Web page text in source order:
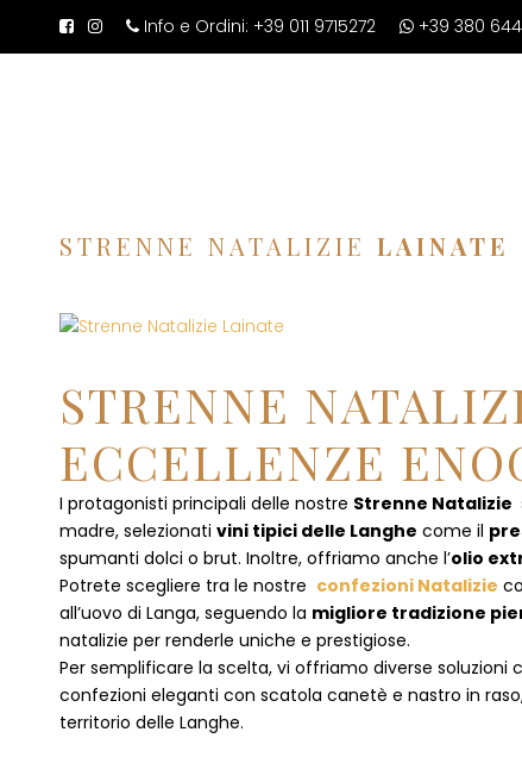
Info e Ordini: +39 011 9715272 +39 380
STRENNE NATALIZIE LAINATE
STRENNE
ECCELLENZE
I protagonisti principali delle nostre Strenne Natalizie
madre, selezionati vini tipici delle Langhe come il
spumanti dolci o brut. Inoltre, offriamo anche l’olio
Potrete scegliere tra le nostre confezioni Natalizie
all’uovo di Langa, seguendo la migliore tradizione
natalizie per renderle uniche e prestigiose.
Per semplificare la scelta, vi offriamo diverse soluzioni
confezioni eleganti con scatola canetè e nastro in
territorio delle Langhe.